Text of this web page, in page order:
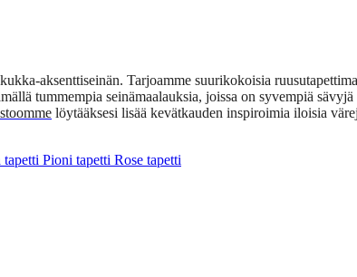
aksenttiseinän. Tarjoamme suurikokoisia
tummempia seinämaalauksia, joissa on syvempiä sävyjä
löytääksesi lisää kevätkauden inspiroimia iloisia
Pioni tapetti Rose tapetti